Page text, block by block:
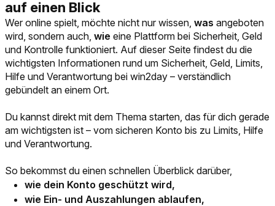
auf einen Blick
Wer online spielt, möchte nicht nur wissen, was angeboten
wird, sondern auch, wie eine Plattform bei Sicherheit, Geld
und Kontrolle funktioniert. Auf dieser Seite findest du die
wichtigsten Informationen rund um Sicherheit, Geld, Limits,
Hilfe und Verantwortung bei win2day – verständlich
gebündelt an einem Ort.
Du kannst direkt mit dem Thema starten, das für dich gerade
am wichtigsten ist – vom sicheren Konto bis zu Limits, Hilfe
und Verantwortung.
So bekommst du einen schnellen Überblick darüber,
wie dein Konto geschützt wird,
wie Ein- und Auszahlungen ablaufen,